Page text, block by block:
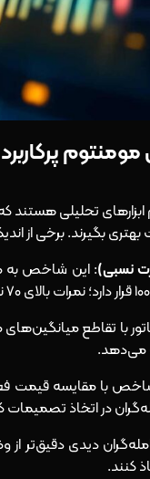
پرکاربرد
ابزارهای تحلیلی
بگیرند. برخی از
با تقاطع
می‌دهد.
با مقایسه قیمت
در اتخاذ
دیدی دقیق‌تر
کنند.